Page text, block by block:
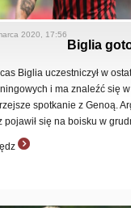
2020, 17:56
Biglia
Biglia uczestniczył w
i ma znaleźć się
spotkanie z Genoą.
pojawił się na boisku w